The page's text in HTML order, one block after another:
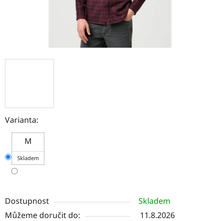
Varianta:
M
Skladem
Dostupnost
Skladem
Můžeme doručit do:
11.8.2026